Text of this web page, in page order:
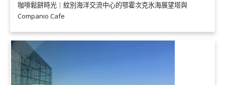
咖啡鬆餅時光｜紋別海洋交流中心的鄂霍次克氷海展望塔與
Companio Cafe